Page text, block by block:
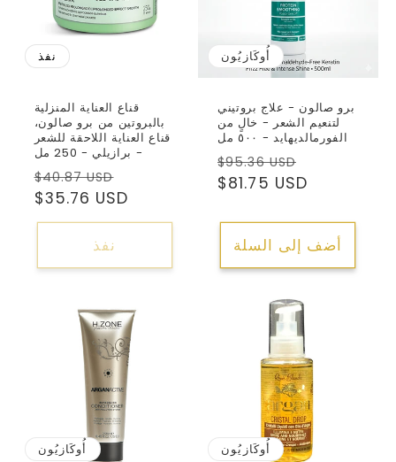
نفذ
قناع العناية المنزلية
بالبروتين من برو صالون،
قناع العناية اللاحقة للشعر
- برازيلي - 250 مل
السعر
العادي
$40.87 USD
البيع$35.76 USD
نفذ
أُوكَازيُون
برو صالون - علاج بروتيني
لتنعيم الشعر - خالٍ من
الفورمالديهايد - ٥٠٠ مل
السعر
العادي
$95.36 USD
البيع$81.75 USD
أضف إلى السلة
أُوكَازيُون أُوكَازيُون